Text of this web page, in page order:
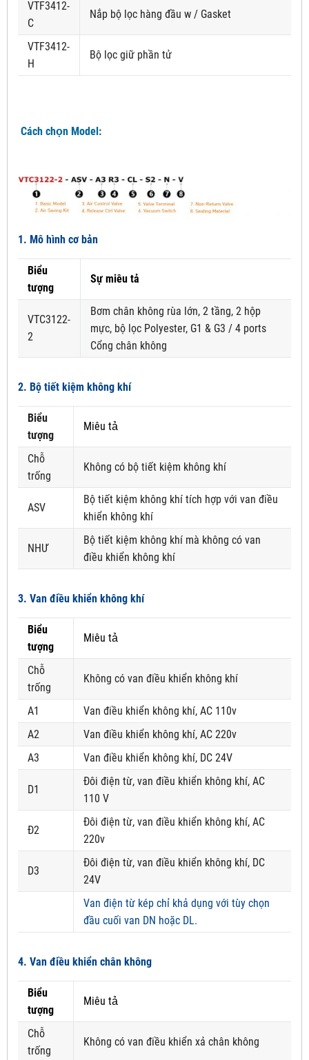
VTF3412-
C
Nắp bộ lọc hàng đầu w / Gasket
VTF3412-
H
Bộ lọc giữ phần tử
Cách chọn Model:
1. Mô hình cơ bản
Biểu
tượng
Sự miêu tả
VTC3122-
2
Bơm chân không rùa lớn, 2 tầng, 2 hộp
mực, bộ lọc Polyester, G1 & G3 / 4 ports
Cổng chân không
2. Bộ tiết kiệm không khí
Biểu
tượng
Miêu tả
Chỗ
trống
Không có bộ tiết kiệm không khí
ASV
Bộ tiết kiệm không khí tích hợp với van điều
khiển không khí
NHƯ
Bộ tiết kiệm không khí mà không có van
điều khiển không khí
3. Van điều khiển không khí
Biểu
tượng
Miêu tả
Chỗ
trống
Không có van điều khiển không khí
A1
Van điều khiển không khí, AC 110v
A2
Van điều khiển không khí, AC 220v
A3
Van điều khiển không khí, DC 24V
D1
Đôi điện từ, van điều khiển không khí, AC
110 V
Đ2
Đôi điện từ, van điều khiển không khí, AC
220v
D3
Đôi điện từ, van điều khiển không khí, DC
24V
Van điện từ kép chỉ khả dụng với tùy chọn
đầu cuối van DN hoặc DL.
4. Van điều khiển chân không
Biểu
tượng
Miêu tả
Chỗ
trống
Không có van điều khiển xả chân không